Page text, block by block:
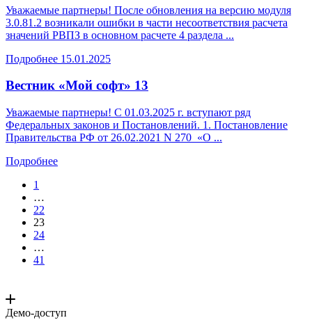
Уважаемые партнеры! После обновления на версию модуля
3.0.81.2 возникали ошибки в части несоответствия расчета
значений РВПЗ в основном расчете 4 раздела ...
Подробнее 15.01.2025
Вестник «Мой софт» 13
Уважаемые партнеры! С 01.03.2025 г. вступают ряд
Федеральных законов и Постановлений. 1. Постановление
Правительства РФ от 26.02.2021 N 270 «О ...
Подробнее
1
…
22
23
24
…
41
Демо-доступ